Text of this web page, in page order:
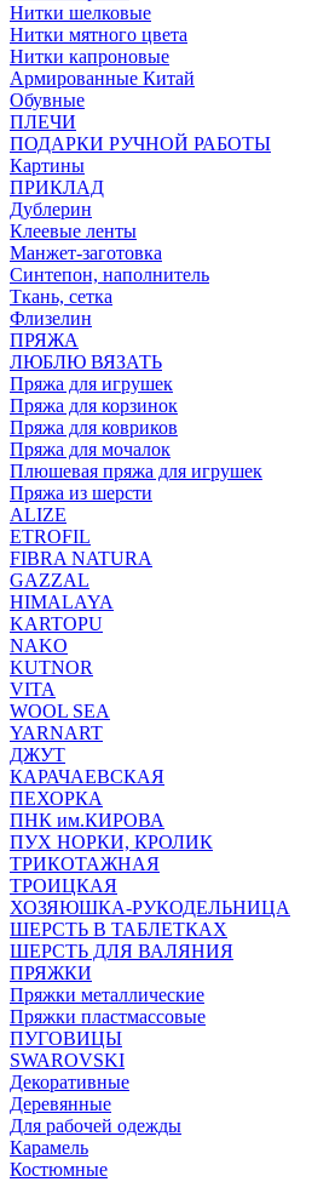
Нитки шелковые
Нитки мятного цвета
Нитки капроновые
Армированные Китай
Обувные
ПЛЕЧИ
ПОДАРКИ РУЧНОЙ РАБОТЫ
Картины
ПРИКЛАД
Дублерин
Клеевые ленты
Манжет-заготовка
Синтепон, наполнитель
Ткань, сетка
Флизелин
ПРЯЖА
ЛЮБЛЮ ВЯЗАТЬ
Пряжа для игрушек
Пряжа для корзинок
Пряжа для ковриков
Пряжа для мочалок
Плюшевая пряжа для игрушек
Пряжа из шерсти
ALIZE
ETROFIL
FIBRA NATURA
GAZZAL
HIMALAYA
KARTOPU
NAKO
KUTNOR
VITA
WOOL SEA
YARNART
ДЖУТ
КАРАЧАЕВСКАЯ
ПЕХОРКА
ПНК им.КИРОВА
ПУХ НОРКИ, КРОЛИК
ТРИКОТАЖНАЯ
ТРОИЦКАЯ
ХОЗЯЮШКА-РУКОДЕЛЬНИЦА
ШЕРСТЬ В ТАБЛЕТКАХ
ШЕРСТЬ ДЛЯ ВАЛЯНИЯ
ПРЯЖКИ
Пряжки металлические
Пряжки пластмассовые
ПУГОВИЦЫ
SWAROVSKI
Декоративные
Деревянные
Для рабочей одежды
Карамель
Костюмные